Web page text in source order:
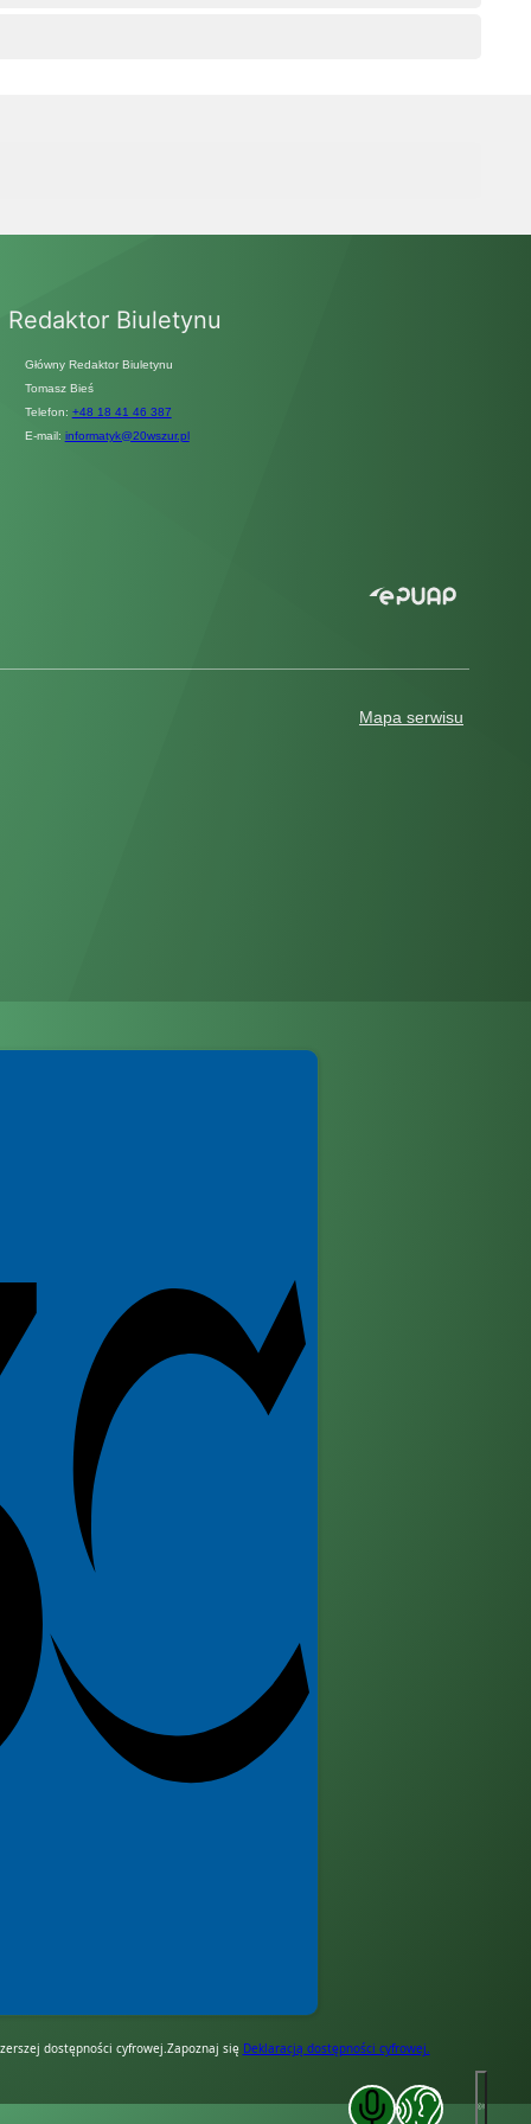
Zakończ komunikację głosową
Zakończ czytanie pod
Redaktor Biuletynu
Główny Redaktor Biuletynu
Tomasz Bieś
Telefon: +48 18 41 46 387
E-mail: informatyk@20wszur.pl
Mapa serwisu
dostępności cyfrowej.Zapoznaj się Deklaracją dostępności cyfrowej.